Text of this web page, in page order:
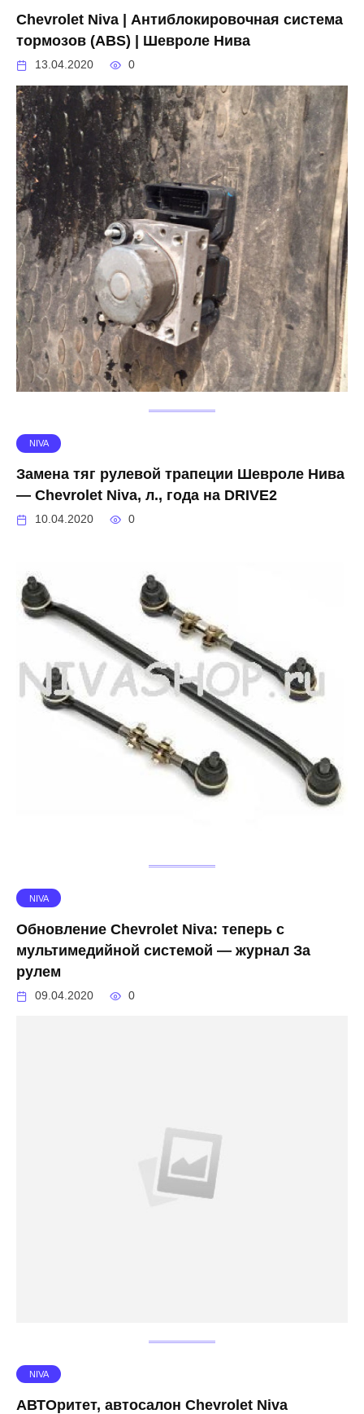
Chevrolet Niva | Антиблокировочная система
тормозов (ABS) | Шевроле Нива
13.04.2020 0
NIVA
Замена тяг рулевой трапеции Шевроле Нива
— Chevrolet Niva, л., года на DRIVE2
10.04.2020 0
NIVA
Обновление Chevrolet Niva: теперь с
мультимедийной системой — журнал За
рулем
09.04.2020 0
NIVA
АВТОритет, автосалон Chevrolet Niva